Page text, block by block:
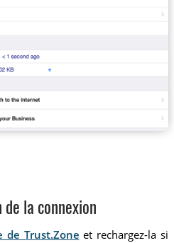
la connexion
de Trust.Zone et rechargez-la si